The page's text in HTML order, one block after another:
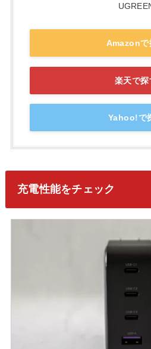
Amazonで
楽天で探
Yahoo!で
充電性能をチェック